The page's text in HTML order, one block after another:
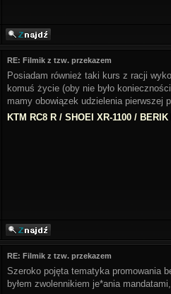
RE: Filmik z tzw. przekazem
Posiadam również taki kurs z racji
komuś życie (oby nie było
mamy obowiązek udzielenia pierwszej
KTM RC8 R / SHOEI XR-1100 /
RE: Filmik z tzw. przekazem
Szeroko pojęta tematyka promowania
byłem zwolennikiem je*ania